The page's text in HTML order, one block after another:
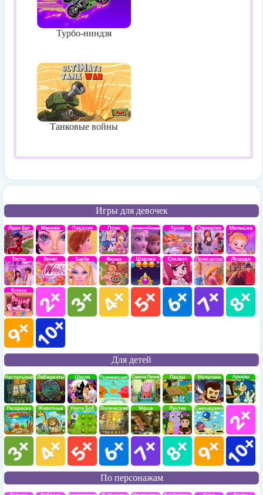
Турбо-ниндзя
Танковые войны
Игры для девочек
Для детей
По персонажам